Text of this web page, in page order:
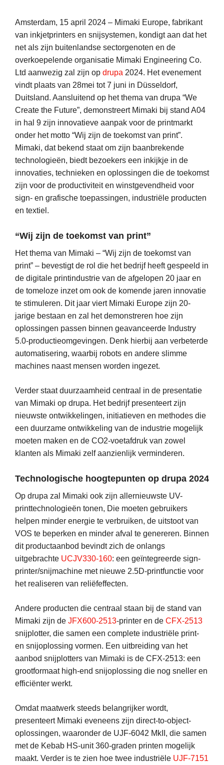
Amsterdam, 15 april 2024 – Mimaki Europe, fabrikant
van inkjetprinters en snijsystemen, kondigt aan dat het
net als zijn buitenlandse sectorgenoten en de
overkoepelende organisatie Mimaki Engineering Co.
Ltd aanwezig zal zijn op drupa 2024. Het evenement
vindt plaats van 28mei tot 7 juni in Düsseldorf,
Duitsland. Aansluitend op het thema van drupa “We
Create the Future”, demonstreert Mimaki bij stand A04
in hal 9 zijn innovatieve aanpak voor de printmarkt
onder het motto “Wij zijn de toekomst van print”.
Mimaki, dat bekend staat om zijn baanbrekende
technologieën, biedt bezoekers een inkijkje in de
innovaties, technieken en oplossingen die de toekomst
zijn voor de productiviteit en winstgevendheid voor
sign- en grafische toepassingen, industriële producten
en textiel.
“Wij zijn de toekomst van print”
Het thema van Mimaki – “Wij zijn de toekomst van
print” – bevestigt de rol die het bedrijf heeft gespeeld in
de digitale printindustrie van de afgelopen 20 jaar en
de tomeloze inzet om ook de komende jaren innovatie
te stimuleren. Dit jaar viert Mimaki Europe zijn 20-
jarige bestaan en zal het demonstreren hoe zijn
oplossingen passen binnen geavanceerde Industry
5.0-productieomgevingen. Denk hierbij aan verbeterde
automatisering, waarbij robots en andere slimme
machines naast mensen worden ingezet.
Verder staat duurzaamheid centraal in de presentatie
van Mimaki op drupa. Het bedrijf presenteert zijn
nieuwste ontwikkelingen, initiatieven en methodes die
een duurzame ontwikkeling van de industrie mogelijk
moeten maken en de CO2-voetafdruk van zowel
klanten als Mimaki zelf aanzienlijk verminderen.
Technologische hoogtepunten op drupa 2024
Op drupa zal Mimaki ook zijn allernieuwste UV-
printtechnologieën tonen, Die moeten gebruikers
helpen minder energie te verbruiken, de uitstoot van
VOS te beperken en minder afval te genereren. Binnen
dit productaanbod bevindt zich de onlangs
uitgebrachte UCJV330-160: een geïntegreerde sign-
printer/snijmachine met nieuwe 2.5D-printfunctie voor
het realiseren van reliëfeffecten.
Andere producten die centraal staan bij de stand van
Mimaki zijn de JFX600-2513-printer en de CFX-2513
snijplotter, die samen een complete industriële print-
en snijoplossing vormen. Een uitbreiding van het
aanbod snijplotters van Mimaki is de CFX-2513: een
grootformaat high-end snijoplossing die nog sneller en
efficiënter werkt.
Omdat maatwerk steeds belangrijker wordt,
presenteert Mimaki eveneens zijn direct-to-object-
oplossingen, waaronder de UJF-6042 MkII, die samen
met de Kebab HS-unit 360-graden printen mogelijk
maakt. Verder is te zien hoe twee industriële UJF-7151